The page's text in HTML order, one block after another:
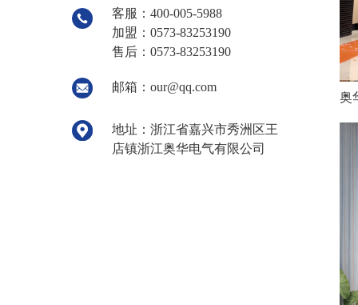
客服：400-005-5988
加盟：0573-83253190
售后：0573-83253190
邮箱：our@qq.com
地址：浙江省嘉兴市秀洲区王
店镇浙江奥华电气有限公司
奥